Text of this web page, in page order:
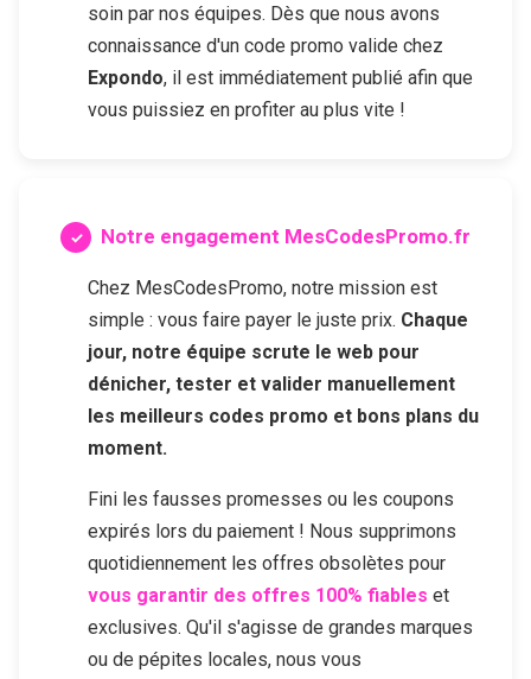
soin par nos équipes. Dès que nous avons
connaissance d'un code promo valide chez
Expondo, il est immédiatement publié afin que
vous puissiez en profiter au plus vite !
Notre engagement MesCodesPromo.fr
Chez MesCodesPromo, notre mission est
simple : vous faire payer le juste prix. Chaque
jour, notre équipe scrute le web pour
dénicher, tester et valider manuellement
les meilleurs codes promo et bons plans du
moment.
Fini les fausses promesses ou les coupons
expirés lors du paiement ! Nous supprimons
quotidiennement les offres obsolètes pour
vous garantir des offres 100% fiables et
exclusives. Qu'il s'agisse de grandes marques
ou de pépites locales, nous vous